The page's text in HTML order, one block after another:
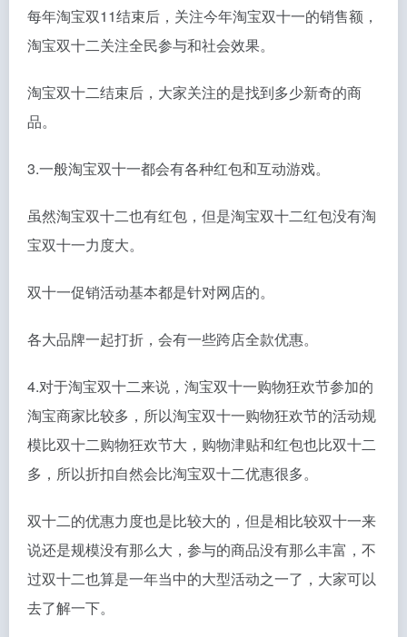
每年淘宝双11结束后，关注今年淘宝双十一的销售额，
淘宝双十二关注全民参与和社会效果。
淘宝双十二结束后，大家关注的是找到多少新奇的商
品。
3.一般淘宝双十一都会有各种红包和互动游戏。
虽然淘宝双十二也有红包，但是淘宝双十二红包没有淘
宝双十一力度大。
双十一促销活动基本都是针对网店的。
各大品牌一起打折，会有一些跨店全款优惠。
4.对于淘宝双十二来说，淘宝双十一购物狂欢节参加的
淘宝商家比较多，所以淘宝双十一购物狂欢节的活动规
模比双十二购物狂欢节大，购物津贴和红包也比双十二
多，所以折扣自然会比淘宝双十二优惠很多。
双十二的优惠力度也是比较大的，但是相比较双十一来
说还是规模没有那么大，参与的商品没有那么丰富，不
过双十二也算是一年当中的大型活动之一了，大家可以
去了解一下。